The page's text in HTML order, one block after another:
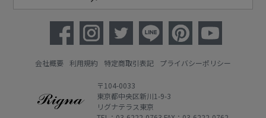
会社概要 利用規約 特定商取引表記 プライバシーポリシー
〒104-0033
東京都中央区新川1-9-3
リグナテラス東京